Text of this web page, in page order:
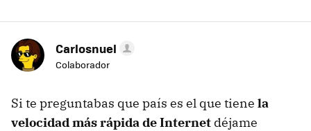
Carlosnuel
Colaborador
Si te preguntabas que país es el que tiene la
velocidad más rápida de Internet déjame